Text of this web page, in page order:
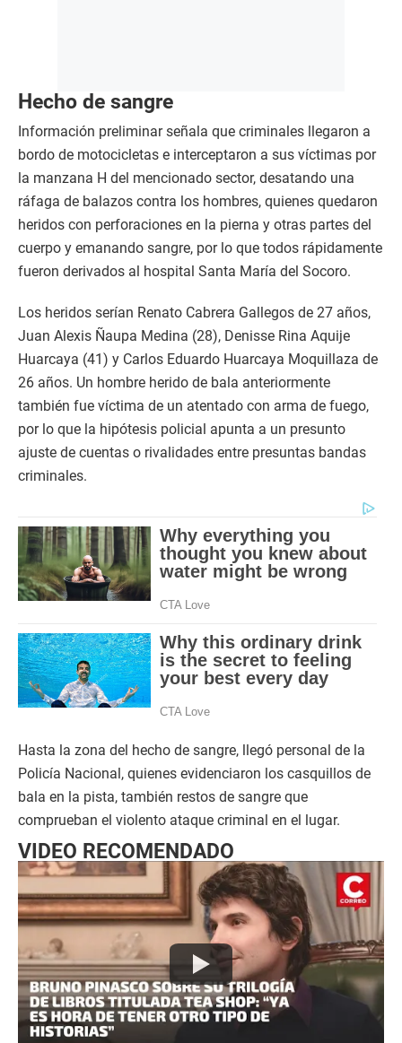
Hecho de sangre
Información preliminar señala que criminales llegaron a
bordo de motocicletas e interceptaron a sus víctimas por
la manzana H del mencionado sector, desatando una
ráfaga de balazos contra los hombres, quienes quedaron
heridos con perforaciones en la pierna y otras partes del
cuerpo y emanando sangre, por lo que todos rápidamente
fueron derivados al hospital Santa María del Socoro.
Los heridos serían Renato Cabrera Gallegos de 27 años,
Juan Alexis Ñaupa Medina (28), Denisse Rina Aquije
Huarcaya (41) y Carlos Eduardo Huarcaya Moquillaza de
26 años. Un hombre herido de bala anteriormente
también fue víctima de un atentado con arma de fuego,
por lo que la hipótesis policial apunta a un presunto
ajuste de cuentas o rivalidades entre presuntas bandas
criminales.
Hasta la zona del hecho de sangre, llegó personal de la
Policía Nacional, quienes evidenciaron los casquillos de
bala en la pista, también restos de sangre que
comprueban el violento ataque criminal en el lugar.
VIDEO RECOMENDADO